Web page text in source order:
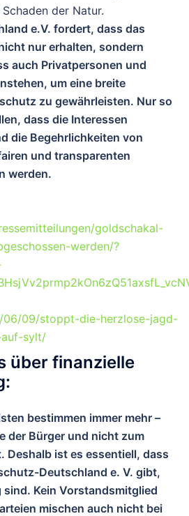
der Natur.
e.V. fordert, dass das
nur erhalten, sondern
auch Privatpersonen und
um eine breite
zu gewährleisten. Nur so
dass die Interessen
die Begehrlichkeiten von
und transparenten
werden.
goldschakal-
werden/?
06/09/stoppt-die-herzlose-jagd-
sylt/
über finanzielle
bestimmen immer mehr –
der Bürger und nicht zum
Deshalb ist es essentiell, dass
Deutschland e. V. gibt,
Kein Vorstandsmitglied
mischen auch nicht bei